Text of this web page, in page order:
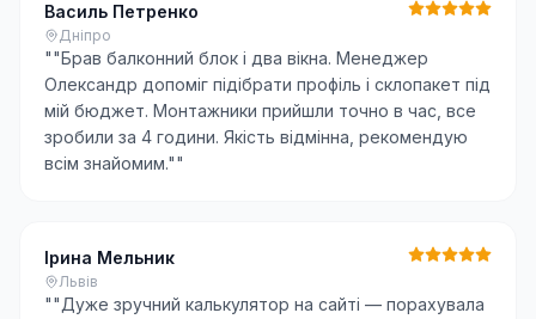
Василь Петренко
Дніпро
""Брав балконний блок і два вікна. Менеджер
Олександр допоміг підібрати профіль і склопакет під
мій бюджет. Монтажники прийшли точно в час, все
зробили за 4 години. Якість відмінна, рекомендую
всім знайомим.""
Ірина Мельник
Львів
""Дуже зручний калькулятор на сайті — порахувала